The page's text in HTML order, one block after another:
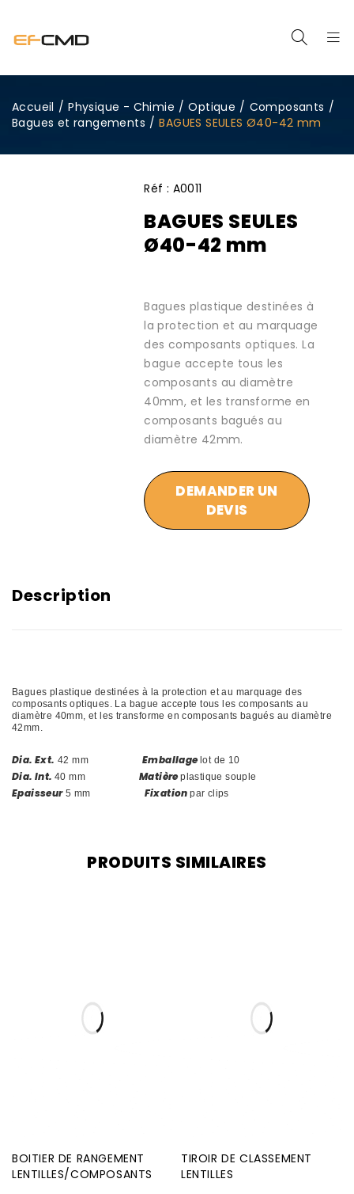
Accueil / Physique - Chimie / Optique / Composants /
Bagues et rangements / BAGUES SEULES Ø40-42 mm
Réf : A0011
BAGUES SEULES
Ø40-42 mm
Bagues plastique destinées à
la protection et au marquage
des composants optiques. La
bague accepte tous les
composants au diamètre
40mm, et les transforme en
composants bagués au
diamètre 42mm.
DEMANDER UN
DEVIS
Description
Bagues plastique destinées à la protection et au marquage des
composants optiques. La bague accepte tous les composants au
diamètre 40mm, et les transforme en composants bagués au diamètre
42mm.
Dia. Ext. 42 mmEmballage lot de 10
Dia. Int. 40 mm Matièreplastique souple
Epaisseur5 mm Fixationpar clips
PRODUITS SIMILAIRES
BOITIER DE RANGEMENT
LENTILLES/COMPOSANTS
TIROIR DE CLASSEMENT
LENTILLES